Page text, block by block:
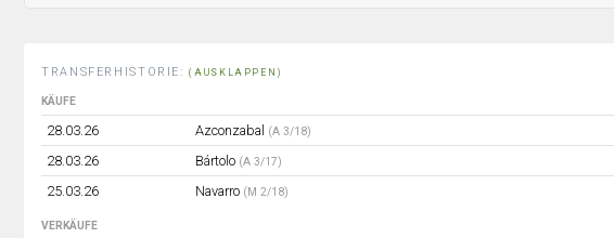
TRANSFERHISTORIE:(AUSKLAPPEN)
KÄUFE
28.03.26 Azconzabal (A 3/18)
28.03.26
Bártolo (A 3/17)
25.03.26
Navarro (M 2/18)
VERKÄUFE